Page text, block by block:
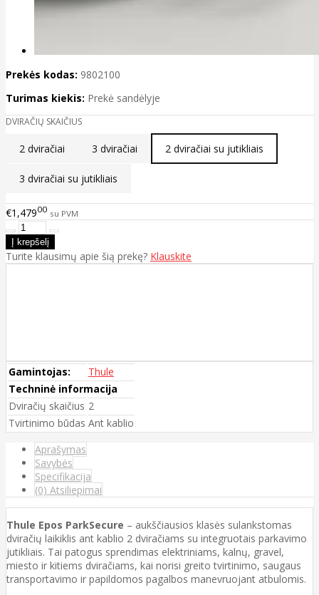
Prekės kodas: 9802100
Turimas kiekis: Prekė sandėlyje
DVIRAČIŲ SKAIČIUS
2 dviračiai 3 dviračiai 2 dviračiai su jutikliais
3 dviračiai su jutikliais
€1,47900 su PVM
Turite klausimų apie šią prekę? Klauskite
Gamintojas:
Thule
Techninė informacija
Dviračių skaičius 2
Tvirtinimo būdas Ant kablio
Aprašymas
Savybės
Specifikacija
(0) Atsiliepimai
Thule Epos ParkSecure – aukščiausios klasės sulankstomas
dviračių laikiklis ant kablio 2 dviračiams su integruotais parkavimo
jutikliais. Tai patogus sprendimas elektriniams, kalnų, gravel,
miesto ir kitiems dviračiams, kai norisi greito tvirtinimo, saugaus
transportavimo ir papildomos pagalbos manevruojant atbulomis.